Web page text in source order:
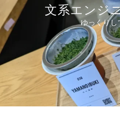
テ
ツ
へ
ス
ッ
プ
文系エンジ
ゆっくりし